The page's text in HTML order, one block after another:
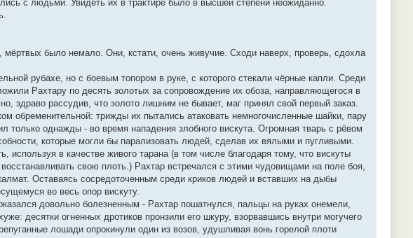
с людьми. Увидеть их в трактире было в высшей степени неожиданно.
было немало. Они, кстати, очень живучие. Сходи наверх, проверь, сдохла
рубахе, но с боевым топором в руке, с которого стекали чёрные капли. Среди
Рахтару по десять золотых за сопровождение их обоза, направляющегося в
здраво рассудив, что золото лишним не бывает, маг принял свой первый заказ.
обременительной: трижды их пытались атаковать немногочисленные шайки, пару
однажды - во время нападения злобного вискута. Огромная тварь с рёвом
которые могли бы парализовать людей, сделав их вялыми и пугливыми.
в качестве живого тарана (в том числе благодаря тому, что вискуты
свою плоть.) Рахтар встречался с этими чудовищами на поле боя,
Оставаясь сосредоточенным среди криков людей и вставших на дыбы
во весь опор вискуту.
довольно болезненным - Рахтар пошатнулся, пальцы на руках онемели,
десятки огненных дротиков пронзили его шкуру, взорвавшись внутри могучего
лошади опрокинули один из возов, удушливая вонь горелой плоти